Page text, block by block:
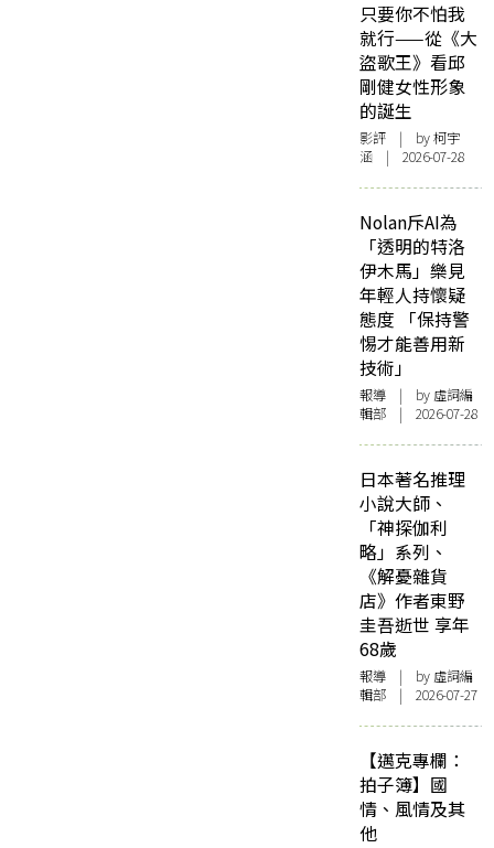
只要你不怕我
就行——從《大
盜歌王》看邱
剛健女性形象
的誕生
影評 | by 柯宇
涵 | 2026-07-28
Nolan斥AI為
「透明的特洛
伊木馬」樂見
年輕人持懷疑
態度 「保持警
惕才能善用新
技術」
報導 | by 虛詞編
輯部 | 2026-07-28
日本著名推理
小說大師、
「神探伽利
略」系列、
《解憂雜貨
店》作者東野
圭吾逝世 享年
68歲
報導 | by 虛詞編
輯部 | 2026-07-27
【邁克專欄：
拍子簿】國
情、風情及其
他